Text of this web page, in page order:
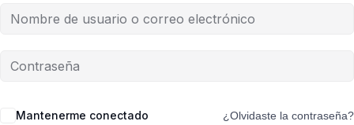
Mantenerme conectado ¿Olvidaste la contraseña?